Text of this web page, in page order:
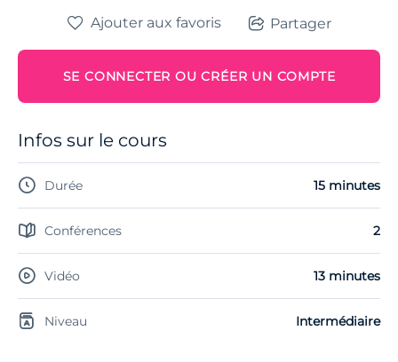
Ajouter aux favoris Partager
SE CONNECTER OU CRÉER UN COMPTE
Infos sur le cours
Durée 15 minutes
Conférences 2
Vidéo 13 minutes
Niveau Intermédiaire